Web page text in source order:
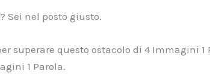
Sei nel posto giusto.
superare questo ostacolo di 4 Immagini
1 Parola.